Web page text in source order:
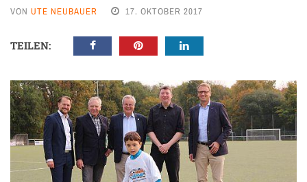
VON UTE NEUBAUER 17. OKTOBER 2017
TEILEN: